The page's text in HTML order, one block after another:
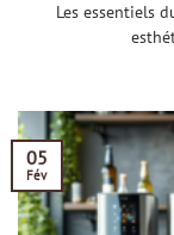
Les essentiels
05
Fév